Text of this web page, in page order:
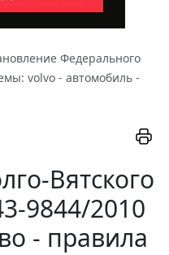
Федерального
volvo - автомобиль -
Вятского
9844/2010
- правила